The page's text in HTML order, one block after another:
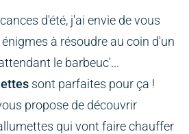
d'été, j'ai envie de vous
à résoudre au coin d'un
le barbeuc'...
sont parfaites pour ça !
propose de découvrir
qui vont faire chauffer